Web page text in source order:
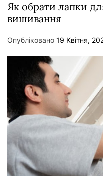
Як обрати лапки
вишивання
Опубліковано 19 Квітня,